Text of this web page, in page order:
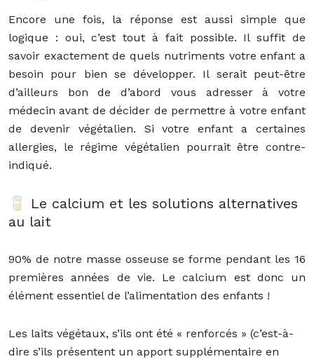
Encore une fois, la réponse est aussi simple que
logique : oui, c’est tout à fait possible. Il suffit de
savoir exactement de quels nutriments votre enfant a
besoin pour bien se développer. Il serait peut-être
d’ailleurs bon de d’abord vous adresser à votre
médecin avant de décider de permettre à votre enfant
de devenir végétalien. Si votre enfant a certaines
allergies, le régime végétalien pourrait être contre-
indiqué.
🥛 Le calcium et les solutions alternatives
au lait
90% de notre masse osseuse se forme pendant les 16
premières années de vie. Le calcium est donc un
élément essentiel de l’alimentation des enfants !
Les laits végétaux, s’ils ont été « renforcés » (c’est-à-
dire s’ils présentent un apport supplémentaire en